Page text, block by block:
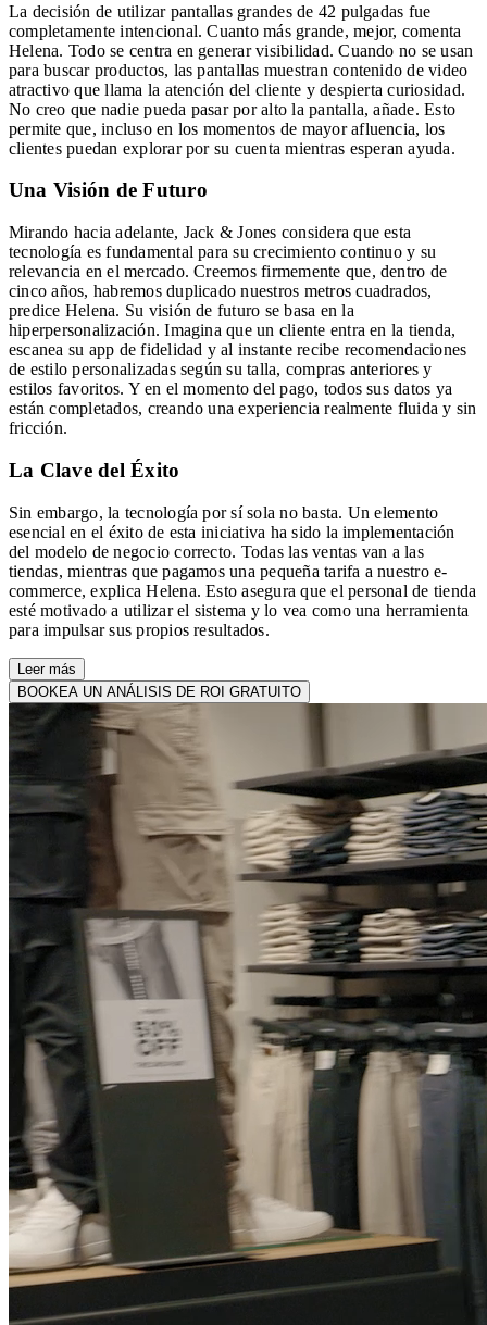
La decisión de utilizar pantallas grandes de 42 pulgadas fue
completamente intencional. Cuanto más grande, mejor, comenta
Helena. Todo se centra en generar visibilidad. Cuando no se usan
para buscar productos, las pantallas muestran contenido de video
atractivo que llama la atención del cliente y despierta curiosidad.
No creo que nadie pueda pasar por alto la pantalla, añade. Esto
permite que, incluso en los momentos de mayor afluencia, los
clientes puedan explorar por su cuenta mientras esperan ayuda.
Una Visión de Futuro
Mirando hacia adelante, Jack & Jones considera que esta
tecnología es fundamental para su crecimiento continuo y su
relevancia en el mercado. Creemos firmemente que, dentro de
cinco años, habremos duplicado nuestros metros cuadrados,
predice Helena. Su visión de futuro se basa en la
hiperpersonalización. Imagina que un cliente entra en la tienda,
escanea su app de fidelidad y al instante recibe recomendaciones
de estilo personalizadas según su talla, compras anteriores y
estilos favoritos. Y en el momento del pago, todos sus datos ya
están completados, creando una experiencia realmente fluida y sin
fricción.
La Clave del Éxito
Sin embargo, la tecnología por sí sola no basta. Un elemento
esencial en el éxito de esta iniciativa ha sido la implementación
del modelo de negocio correcto. Todas las ventas van a las
tiendas, mientras que pagamos una pequeña tarifa a nuestro e-
commerce, explica Helena. Esto asegura que el personal de tienda
esté motivado a utilizar el sistema y lo vea como una herramienta
para impulsar sus propios resultados.
Leer más
BOOKEA UN ANÁLISIS DE ROI GRATUITO